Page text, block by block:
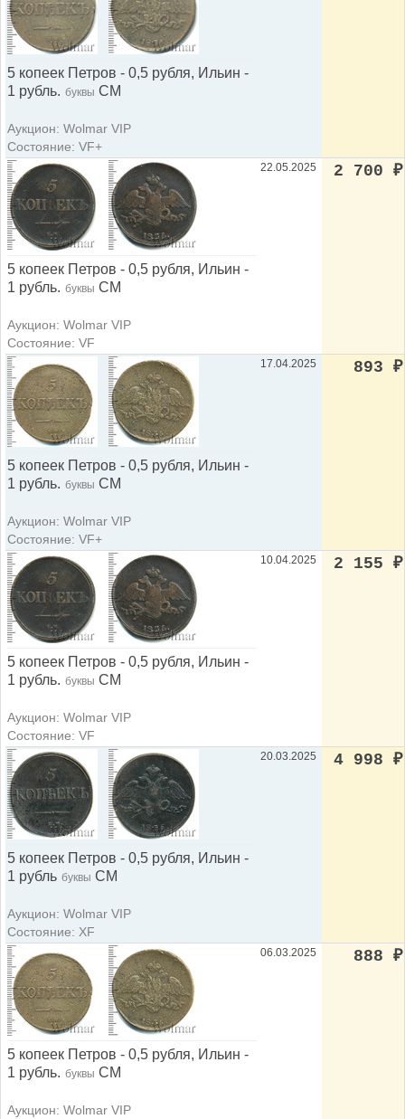
5 копеек Петров - 0,5 рубля, Ильин -
1 рубль. буквы СМ
Аукцион: Wolmar VIP
Состояние: VF+
5 копеек Петров - 0,5 рубля, Ильин -
1 рубль. буквы СМ
Аукцион: Wolmar VIP
Состояние: VF
22.05.2025 2 700 ₽
5 копеек Петров - 0,5 рубля, Ильин -
1 рубль. буквы СМ
Аукцион: Wolmar VIP
Состояние: VF+
17.04.2025 893 ₽
5 копеек Петров - 0,5 рубля, Ильин -
1 рубль. буквы СМ
Аукцион: Wolmar VIP
Состояние: VF
10.04.2025 2 155 ₽
5 копеек Петров - 0,5 рубля, Ильин -
1 рубль буквы СМ
Аукцион: Wolmar VIP
Состояние: XF
20.03.2025 4 998 ₽
5 копеек Петров - 0,5 рубля, Ильин -
1 рубль. буквы СМ
Аукцион: Wolmar VIP
06.03.2025 888 ₽